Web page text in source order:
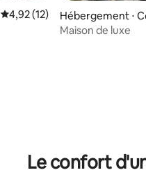
Évaluation moyenne sur la
4,92 (12)
Hébergement ⋅
Maison de luxe
Le confort